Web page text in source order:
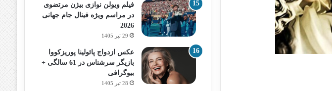
فیلم ویولن نوازی بیژن مرتضوی
در مراسم ویژه فینال جام جهانی
2026
29 تیر 1405
عکس ازدواج پائولینا پوریزکووا
بازیگر سرشناس در 61 سالگی +
بیوگرافی
28 تیر 1405